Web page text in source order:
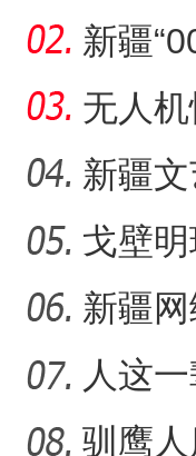
走出
新疆
创”让
无人
生产
新疆
把美
听
戈壁
菇湖
新疆
展 拉
人这
趟新
驯鹰